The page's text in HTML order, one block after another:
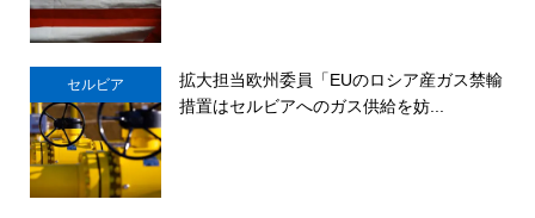
セルビア
拡大担当欧州委員「EUのロシア産ガス禁輸
措置はセルビアへのガス供給を妨...